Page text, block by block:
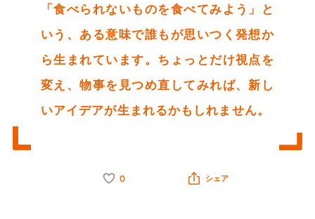
「食べられないものを食べてみよう」と
いう、ある意味で誰もが思いつく発想か
ら生まれています。ちょっとだけ視点を
変え、物事を見つめ直してみれば、新し
いアイデアが生まれるかもしれません。
0 シェア